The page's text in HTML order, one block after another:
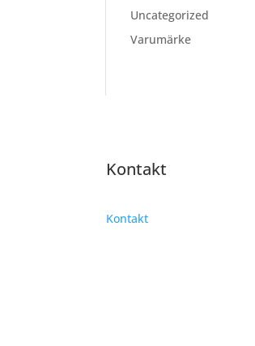
Uncategorized
Varumärke
Kontakt
Kontakt